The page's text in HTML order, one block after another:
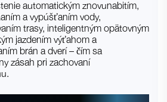
automatickým znovunabitím,
a vypúšťaním vody,
trasy, inteligentným opätovným
jazdením výťahom a
brán a dverí – čím sa
zásah pri zachovaní